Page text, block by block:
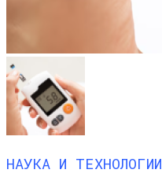
НАУКА И ТЕХНОЛОГИИ